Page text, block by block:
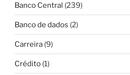
Banco Central (239)
Banco de dados (2)
Carreira (9)
Crédito (1)